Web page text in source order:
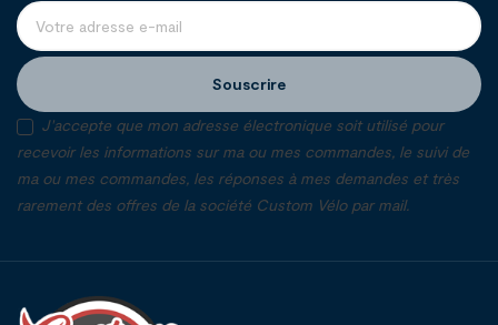
Souscrire
J'accepte que mon adresse électronique soit utilisé pour
recevoir les informations sur ma ou mes commandes, le suivi de
ma ou mes commandes, les réponses à mes demandes et très
rarement des offres de la société Custom Vélo par mail.